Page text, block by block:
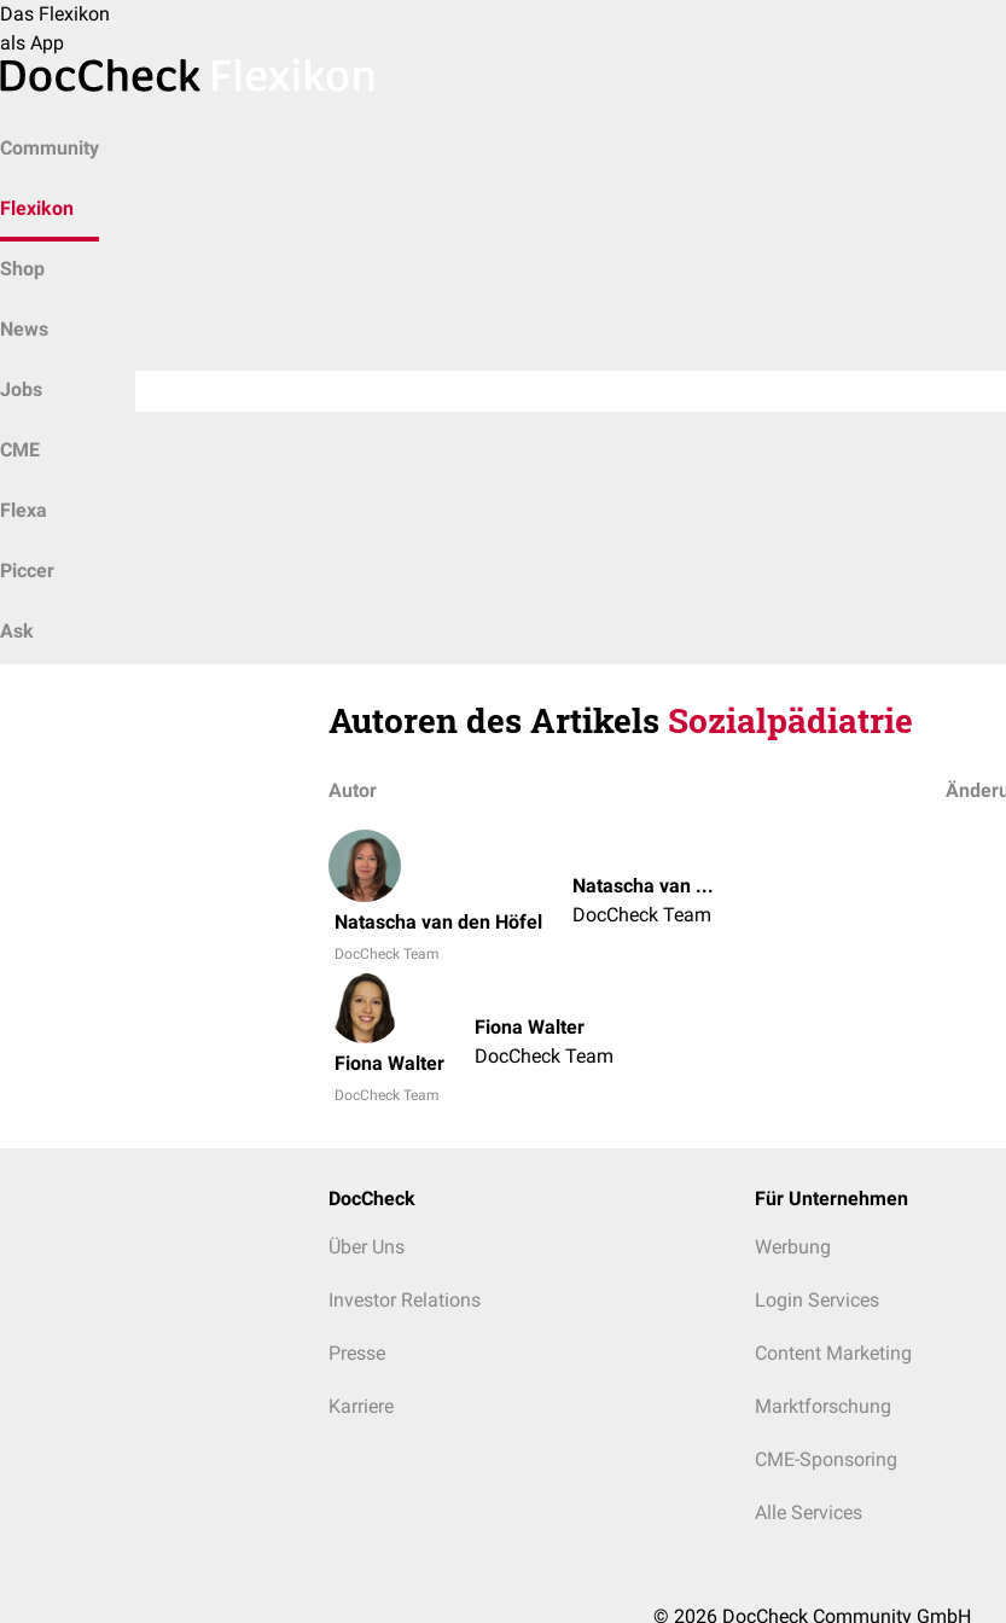
Das Flexikon
als App
Community
Flexikon
Shop
News
Jobs
CME
Flexa
Piccer
Ask
Autoren des Artikels Sozialpädiatrie
Autor
Natascha van den Höfel
DocCheck Team
Natascha van den Höfel
DocCheck Team
Fiona Walter
DocCheck Team
Fiona Walter
DocCheck Team
DocCheck
Über Uns
Investor Relations
Presse
Karriere
Für Unternehmen
Werbung
Login Services
Content Marketing
Marktforschung
CME-Sponsoring
Alle Services
© 2026 DocCheck Community GmbH